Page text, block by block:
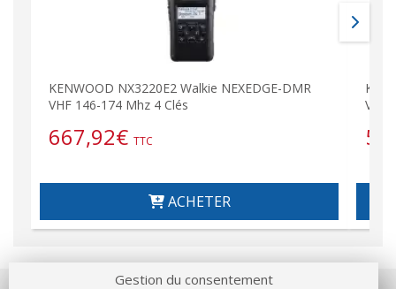
KENWOOD NX3220E2 Walkie NEXEDGE-DMR
VHF 146-174 Mhz 4 Clés
667,92€ TTC
ACHETER
VHF
Gestion du consentement